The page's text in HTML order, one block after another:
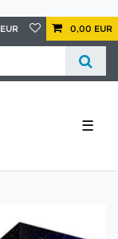
EUR 0,00 EUR
☰